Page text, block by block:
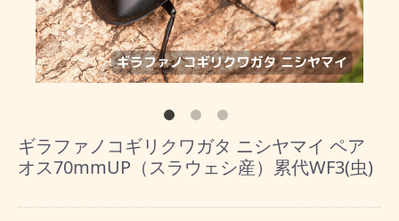
ギラファノコギリクワガタ ニシヤマイ ペア
オス70mmUP（スラウェシ産）累代WF3(虫)